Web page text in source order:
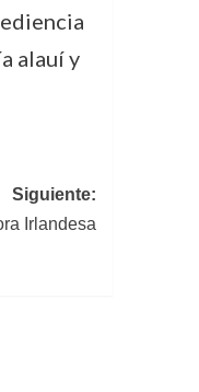
alauí y
Siguiente:
Irlandesa